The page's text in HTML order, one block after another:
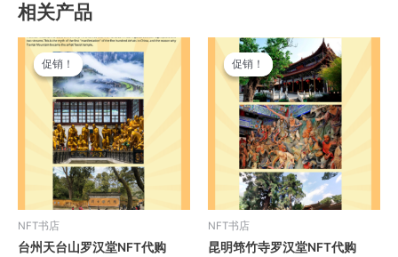
相关产品
促销！
促销！
NFT书店
台州天台山罗汉堂NFT代购
原
价
为：
$69,999.00。
当
前
价
格
为：
$6,999.00。
促销！
促销！
NFT书店
昆明筇竹寺罗汉堂NFT代购
原
价
为：
$69,999.00。
当
前
价
格
为：
$6,999.00。